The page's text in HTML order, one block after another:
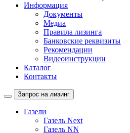
Информация
Документы
Медиа
Правила лизинга
Банковские реквизиты
Рекомендации
Видеоинструкции
Каталог
Контакты
Запрос на лизинг
Газели
Газель Next
Газель NN